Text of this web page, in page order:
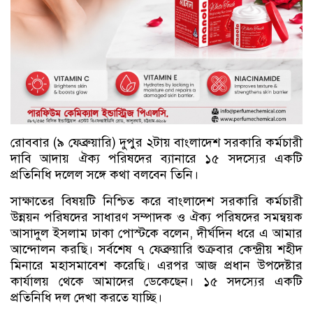
রোববার (৯ ফেব্রুয়ারি) দুপুর ২টায় বাংলাদেশ সরকারি কর্মচারী
দাবি আদায় ঐক্য পরিষদের ব্যানারে ১৫ সদস্যের একটি
প্রতিনিধি দলেল সঙ্গে কথা বলবেন তিনি।
সাক্ষাতের বিষয়টি নিশ্চিত করে বাংলাদেশ সরকারি কর্মচারী
উন্নয়ন পরিষদের সাধারণ সম্পাদক ও ঐক্য পরিষদের সমন্বয়ক
আসাদুল ইসলাম ঢাকা পোস্টকে বলেন, দীর্ঘদিন ধরে এ আমার
আন্দোলন করছি। সর্বশেষ ৭ ফেব্রুয়ারি শুক্রবার কেন্দ্রীয় শহীদ
মিনারে মহাসমাবেশ করেছি। এরপর আজ প্রধান উপদেষ্টার
কার্যালয় থেকে আমাদের ডেকেছেন। ১৫ সদস্যের একটি
প্রতিনিধি দল দেখা করতে যাচ্ছি।